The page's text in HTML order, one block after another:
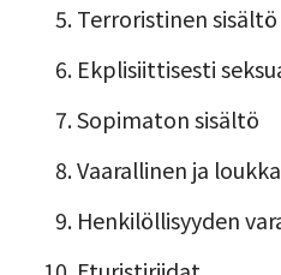
Terroristinen sisältö
Ekplisiittisesti
Sopimaton sisältö
Vaarallinen ja
Henkilöllisyyden